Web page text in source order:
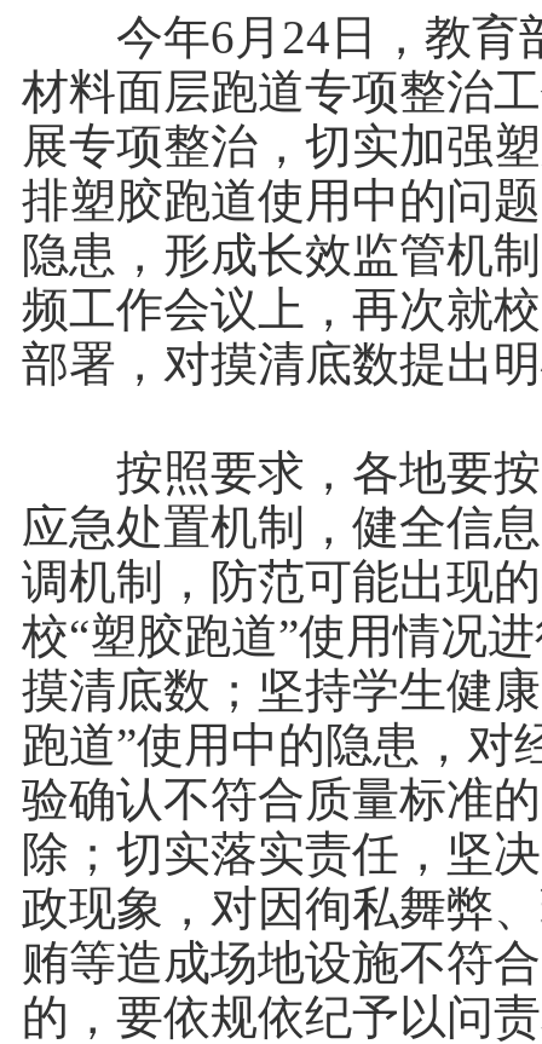
今年6月24日，教育
材料面层跑道专项整治
展专项整治，切实加强
排塑胶跑道使用中的问
隐患，形成长效监管机
频工作会议上，再次就
部署，对摸清底数提出
按照要求，各地要按
应急处置机制，健全信
调机制，防范可能出现
校“塑胶跑道”使用情况
摸清底数；坚持学生健
跑道”使用中的隐患，对
验确认不符合质量标准
除；切实落实责任，坚
政现象，对因徇私舞弊
贿等造成场地设施不符
的，要依规依纪予以问